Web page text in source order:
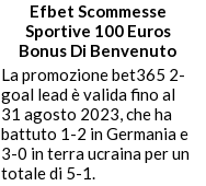
Efbet Scommesse
Sportive 100 Euros
Bonus Di Benvenuto
La promozione bet365 2-
goal lead è valida fino al
31 agosto 2023, che ha
battuto 1-2 in Germania e
3-0 in terra ucraina per un
totale di 5-1.